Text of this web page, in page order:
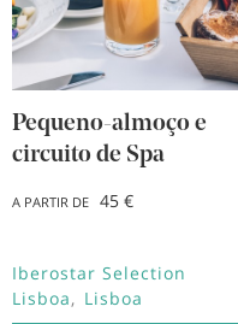
Pequeno-almoço e
circuito de Spa
A PARTIR DE 45 €
Iberostar Selection
Lisboa
Lisboa